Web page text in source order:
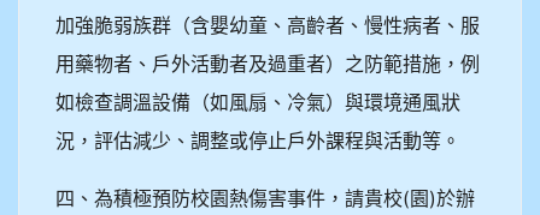
加強脆弱族群（含嬰幼童、高齡者、慢性病者、服
用藥物者、戶外活動者及過重者）之防範措施，例
如檢查調溫設備（如風扇、冷氣）與環境通風狀
況，評估減少、調整或停止戶外課程與活動等。
四、為積極預防校園熱傷害事件，請貴校(園)於辦